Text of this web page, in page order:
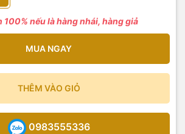
100% nếu là hàng nhái, hàng giả
MUA NGAY
THÊM VÀO GIỎ
0983555336